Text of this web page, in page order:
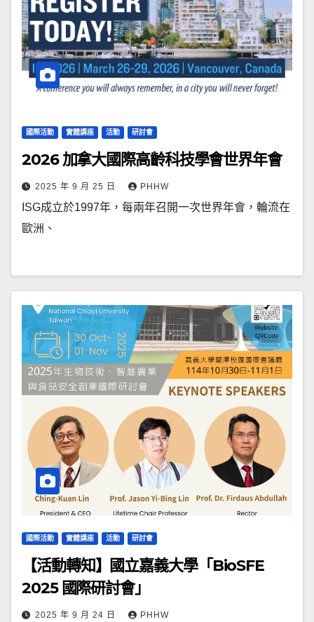
國際活動 實體講座 活動 研討會
2026 加拿大國際高齡科技學會世界年會
2025 年 9 月 25 日 PHHW
ISG成立於1997年，每兩年召開一次世界年會，輪流在
歐洲、
國際活動 實體講座 活動 研討會
【活動轉知】國立嘉義大學「BioSFE
2025 國際研討會」
2025 年 9 月 24 日 PHHW